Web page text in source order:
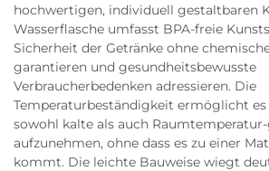
hochwertigen, individuell gestaltbaren
Wasserflasche umfasst BPA-freie
Sicherheit der Getränke ohne
garantieren und gesundheitsbewusste
Verbraucherbedenken adressieren. Die
Temperaturbeständigkeit ermöglicht es
sowohl kalte als auch
aufzunehmen, ohne dass es zu einer
kommt. Die leichte Bauweise wiegt